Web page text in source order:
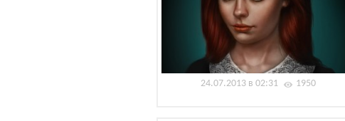
24.07.2013 в 02:31 1950